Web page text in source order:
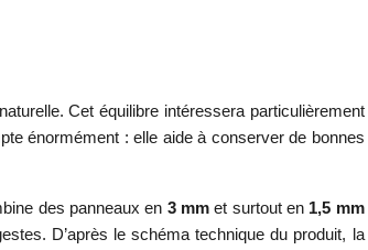
Cet équilibre intéressera particulièrement
énormément : elle aide à conserver de bonnes
des panneaux en 3 mmet surtout en 1,5 mm
D’après le schéma technique du produit, la